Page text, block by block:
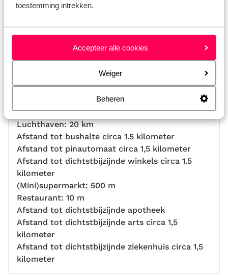
toestemming intrekken.
Accepteer alle cookies
Weiger
Beheren
Bekijk op kaart
Afstanden
Centrum: 1500 m
Luchthaven: 20 km
Afstand tot bushalte circa 1.5 kilometer
Afstand tot pinautomaat circa 1,5 kilometer
Afstand tot dichtstbijzijnde winkels circa 1.5
kilometer
(Mini)supermarkt: 500 m
Restaurant: 10 m
Afstand tot dichtstbijzijnde apotheek
Afstand tot dichtstbijzijnde arts circa 1,5
kilometer
Afstand tot dichtstbijzijnde ziekenhuis circa 1,5
kilometer